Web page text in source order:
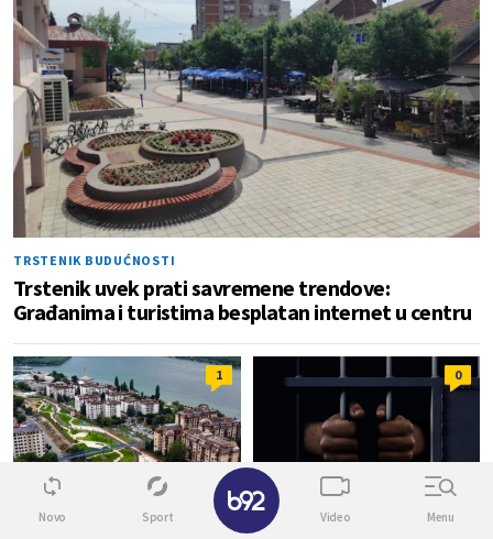
TRSTENIK BUDUĆNOSTI
Trstenik uvek prati savremene trendove:
Građanima i turistima besplatan internet u centru
1 0
DONETO REŠENJE
Novo Sport Video Menu
✕